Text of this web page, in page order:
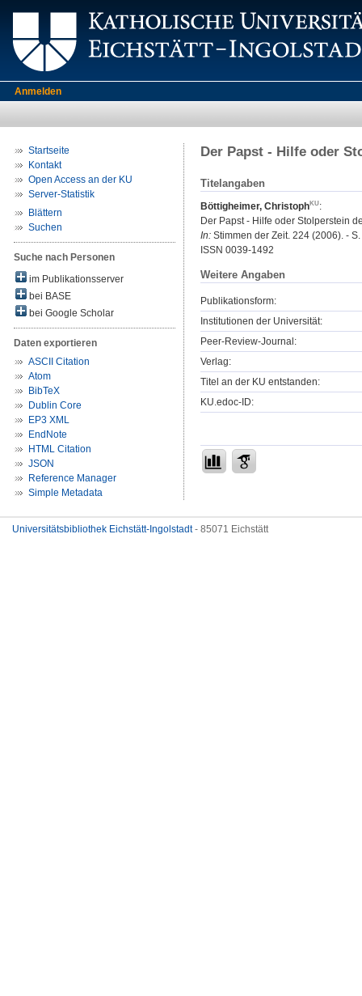
Anmelden
Startseite
Kontakt
Open Access an der KU
Server-Statistik
Blättern
Suchen
Suche nach Personen
im Publikationsserver
bei BASE
bei Google Scholar
Daten exportieren
ASCII Citation
Atom
BibTeX
Dublin Core
EP3 XML
EndNote
HTML Citation
JSON
Reference Manager
Simple Metadata
Der Papst - Hilfe oder
Titelangaben
Böttigheimer, Christoph
:
Der Papst - Hilfe oder Stolperstein
In: Stimmen der Zeit. 224 (2006). -
ISSN 0039-1492
Weitere Angaben
Publikationsform:
Institutionen der Universität:
Peer-Review-Journal:
Verlag:
Titel an der KU entstanden:
KU.edoc-ID:
Universitätsbibliothek Eichstätt-Ingolstadt- 85071 Eichstätt